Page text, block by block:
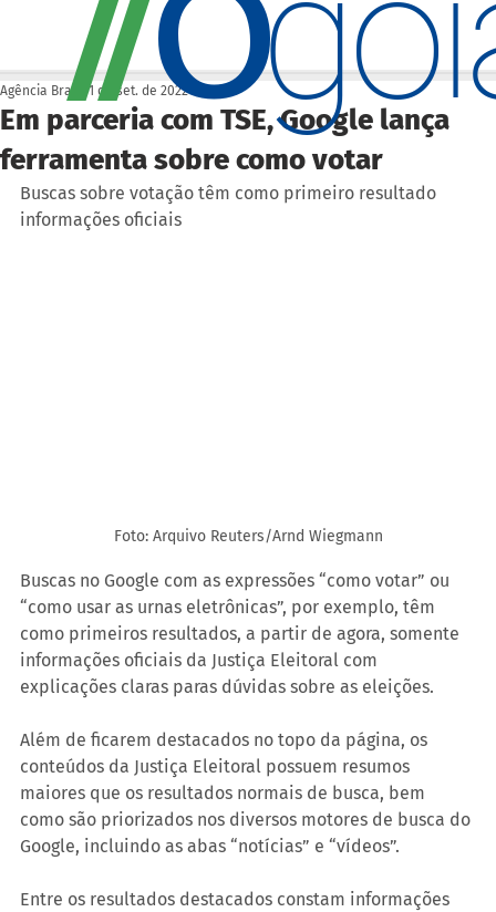
Em parceria com TSE, Google lança
ferramenta sobre como votar
Agência Brasil 1 de set. de 2022
Buscas sobre votação têm como primeiro resultado
informações oficiais
Foto: Arquivo Reuters/Arnd Wiegmann
Buscas no Google com as expressões “como votar” ou
“como usar as urnas eletrônicas”, por exemplo, têm
como primeiros resultados, a partir de agora, somente
informações oficiais da Justiça Eleitoral com
explicações claras paras dúvidas sobre as eleições.
Além de ficarem destacados no topo da página, os
conteúdos da Justiça Eleitoral possuem resumos
maiores que os resultados normais de busca, bem
como são priorizados nos diversos motores de busca do
Google, incluindo as abas “notícias” e “vídeos”.
Entre os resultados destacados constam informações